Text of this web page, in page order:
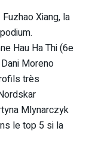
Xiang, la
Hau Ha Thi (6e
Moreno
très
Mlynarczyk
le top 5 si la